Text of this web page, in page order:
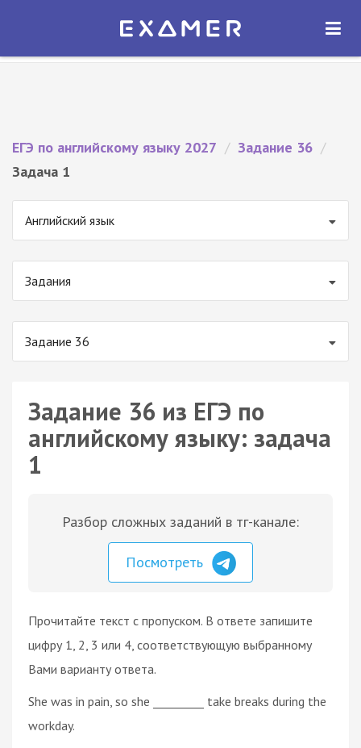
Экзамер — ЕГЭ 2027
ОТКРЫТЬ
ЕГЭ по английскому языку 2027 / Задание 36 /
Задача 1
Английский язык
Задания
Задание 36
Задание 36 из ЕГЭ по
английскому языку: задача
1
Разбор сложных заданий в тг-канале:
Посмотреть
Прочитайте текст с пропуском. В ответе запишите
цифру 1, 2, 3 или 4, соответствующую выбранному
Вами варианту ответа.
She was in pain, so she _________ take breaks during the
workday.